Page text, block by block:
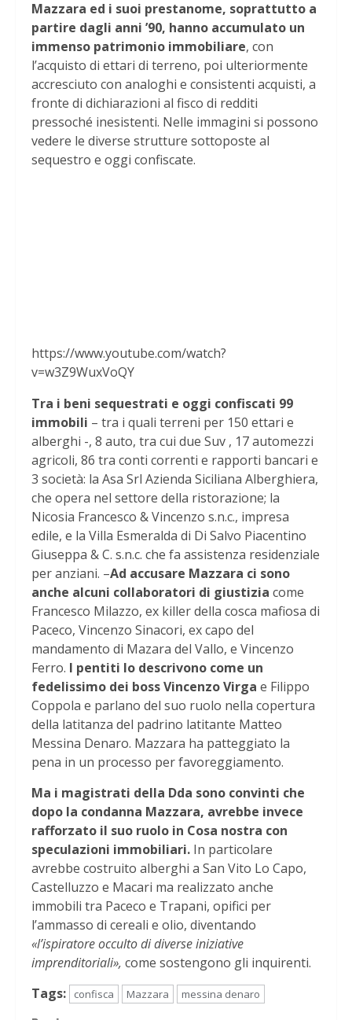
Mazzara ed i suoi prestanome, soprattutto a
partire dagli anni ’90, hanno accumulato un
immenso patrimonio immobiliare, con
l’acquisto di ettari di terreno, poi ulteriormente
accresciuto con analoghi e consistenti acquisti, a
fronte di dichiarazioni al fisco di redditi
pressoché inesistenti. Nelle immagini si possono
vedere le diverse strutture sottoposte al
sequestro e oggi confiscate.
https://www.youtube.com/watch?
v=w3Z9WuxVoQY
Tra i beni sequestrati e oggi confiscati 99
immobili – tra i quali terreni per 150 ettari e
alberghi -, 8 auto, tra cui due Suv , 17 automezzi
agricoli, 86 tra conti correnti e rapporti bancari e
3 società: la Asa Srl Azienda Siciliana Alberghiera,
che opera nel settore della ristorazione; la
Nicosia Francesco & Vincenzo s.n.c., impresa
edile, e la Villa Esmeralda di Di Salvo Piacentino
Giuseppa & C. s.n.c. che fa assistenza residenziale
per anziani. –Ad accusare Mazzara ci sono
anche alcuni collaboratori di giustizia come
Francesco Milazzo, ex killer della cosca mafiosa di
Paceco, Vincenzo Sinacori, ex capo del
mandamento di Mazara del Vallo, e Vincenzo
Ferro. I pentiti lo descrivono come un
fedelissimo dei boss Vincenzo Virga e Filippo
Coppola e parlano del suo ruolo nella copertura
della latitanza del padrino latitante Matteo
Messina Denaro. Mazzara ha patteggiato la
pena in un processo per favoreggiamento.
Ma i magistrati della Dda sono convinti che
dopo la condanna Mazzara, avrebbe invece
rafforzato il suo ruolo in Cosa nostra con
speculazioni immobiliari. In particolare
avrebbe costruito alberghi a San Vito Lo Capo,
Castelluzzo e Macari ma realizzato anche
immobili tra Paceco e Trapani, opifici per
l’ammasso di cereali e olio, diventando
«l’ispiratore occulto di diverse iniziative
imprenditoriali», come sostengono gli inquirenti.
Tags:
confisca Mazzara messina denaro